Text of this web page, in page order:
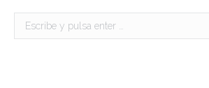
Buscar: